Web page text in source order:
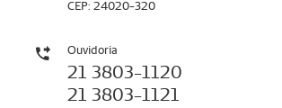
CEP: 24020-320
Ouvidoria
21 3803-1120
21 3803-1121